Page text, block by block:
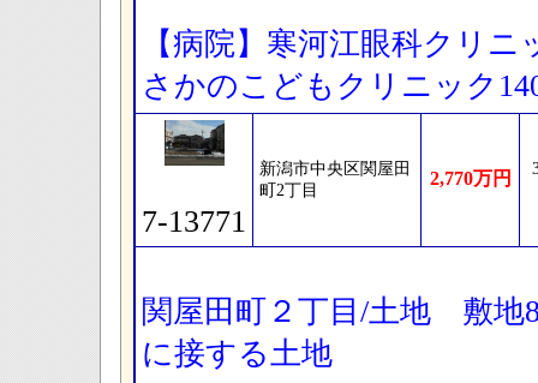
【病院】寒河江眼科クリ
さかのこどもクリニック
7-13771
新潟市中央区関屋田
町2丁目
2,770万円
関屋田町２丁目/土地 敷地
に接する土地